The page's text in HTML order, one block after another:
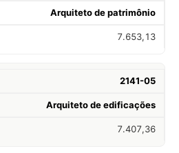
Arquiteto de patrimônio
7.653,13
2141-05
Arquiteto de edificações
7.407,36